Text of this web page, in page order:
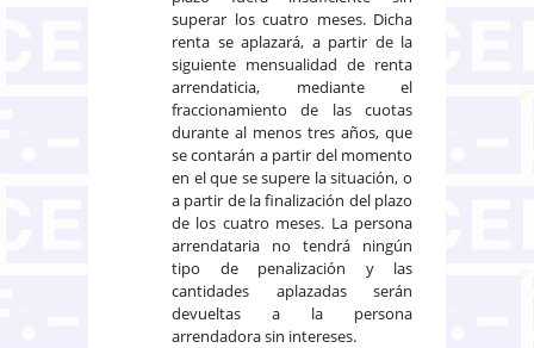
superar los cuatro meses. Dicha
renta se aplazará, a partir de la
siguiente mensualidad de renta
arrendaticia, mediante el
fraccionamiento de las cuotas
durante al menos tres años, que
se contarán a partir del momento
en el que se supere la situación, o
a partir de la finalización del plazo
de los cuatro meses. La persona
arrendataria no tendrá ningún
tipo de penalización y las
cantidades aplazadas serán
devueltas a la persona
arrendadora sin intereses.